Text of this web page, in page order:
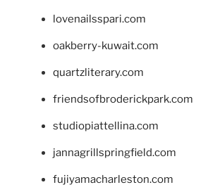
lovenailsspari.com
oakberry-kuwait.com
quartzliterary.com
friendsofbroderickpark.com
studiopiattellina.com
jannagrillspringfield.com
fujiyamacharleston.com